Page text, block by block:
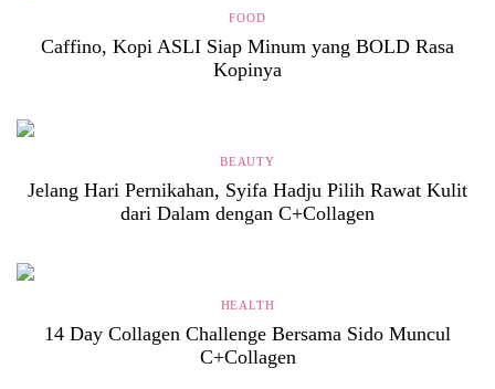
FOOD
Caffino, Kopi ASLI Siap Minum yang BOLD Rasa
Kopinya
BEAUTY
Jelang Hari Pernikahan, Syifa Hadju Pilih Rawat Kulit
dari Dalam dengan C+Collagen
HEALTH
14 Day Collagen Challenge Bersama Sido Muncul
C+Collagen